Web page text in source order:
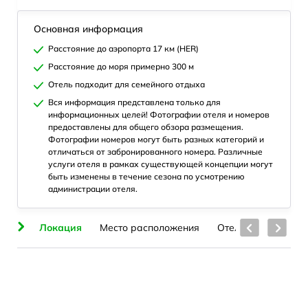
Основная информация
Расстояние до аэропорта 17 км (HER)
Расстояние до моря примерно 300 м
Отель подходит для семейного отдыха
Вся информация представлена только для
информационных целей! Фотографии отеля и номеров
предоставлены для общего обзора размещения.
Фотографии номеров могут быть разных категорий и
отличаться от забронированного номера. Различные
услуги отеля в рамках существующей концепции могут
быть изменены в течение сезона по усмотрению
администрации отеля.
Локация Место расположения Отель Номера